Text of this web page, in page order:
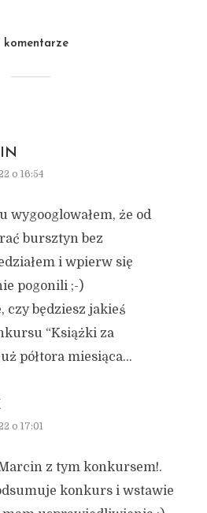
komentarze
o 16:54
wygooglowałem, że od
bursztyn bez
i wpierw się
pogonili ;-)
czy będziesz jakieś
“Książki za
półtora miesiąca…
o 17:01
z tym konkursem!.
konkurs i wstawie